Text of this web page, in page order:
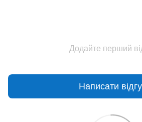
Додайте перший
Написати